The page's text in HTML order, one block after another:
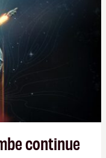
n'est plus
bon, OK, on
continue